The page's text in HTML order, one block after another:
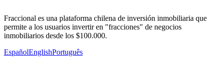
Fraccional es una plataforma chilena de inversión inmobiliaria que
permite a los usuarios invertir en "fracciones" de negocios
inmobiliarios desde los $100.000.
EspañolEnglishPortuguês